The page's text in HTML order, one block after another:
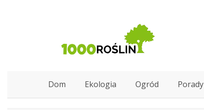
Dom Ekologia Ogród Porady